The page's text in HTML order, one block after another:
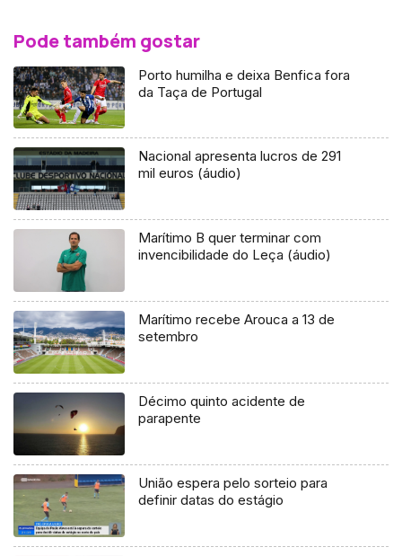
Pode também gostar
Porto humilha e deixa Benfica fora
da Taça de Portugal
Nacional apresenta lucros de 291
mil euros (áudio)
Marítimo B quer terminar com
invencibilidade do Leça (áudio)
Marítimo recebe Arouca a 13 de
setembro
Décimo quinto acidente de
parapente
União espera pelo sorteio para
definir datas do estágio